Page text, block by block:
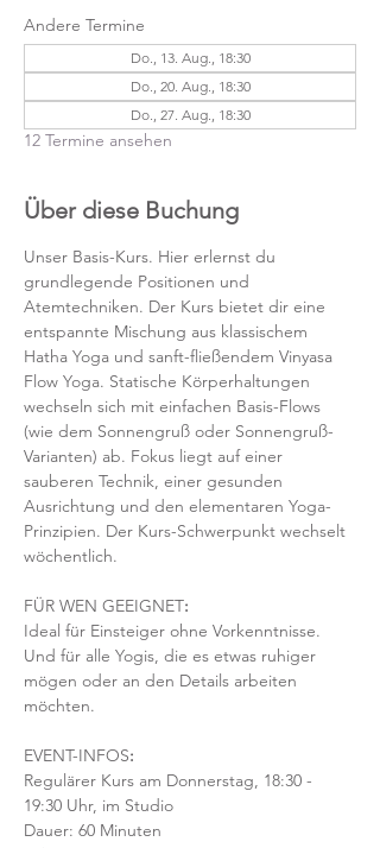
Andere Termine
Do., 13. Aug., 18:30
Do., 20. Aug., 18:30
Do., 27. Aug., 18:30
12 Termine ansehen
Über diese Buchung
Unser Basis-Kurs. Hier erlernst du
grundlegende Positionen und
Atemtechniken. Der Kurs bietet dir eine
entspannte Mischung aus klassischem
Hatha Yoga und sanft-fließendem Vinyasa
Flow Yoga. Statische Körperhaltungen
wechseln sich mit einfachen Basis-Flows
(wie dem Sonnengruß oder Sonnengruß-
Varianten) ab. Fokus liegt auf einer
sauberen Technik, einer gesunden
Ausrichtung und den elementaren Yoga-
Prinzipien. Der Kurs-Schwerpunkt wechselt
wöchentlich.
FÜR WEN GEEIGNET:
Ideal für Einsteiger ohne Vorkenntnisse.
Und für alle Yogis, die es etwas ruhiger
mögen oder an den Details arbeiten
möchten.
EVENT-INFOS:
Regulärer Kurs am Donnerstag, 18:30 -
19:30 Uhr, im Studio
Dauer: 60 Minuten